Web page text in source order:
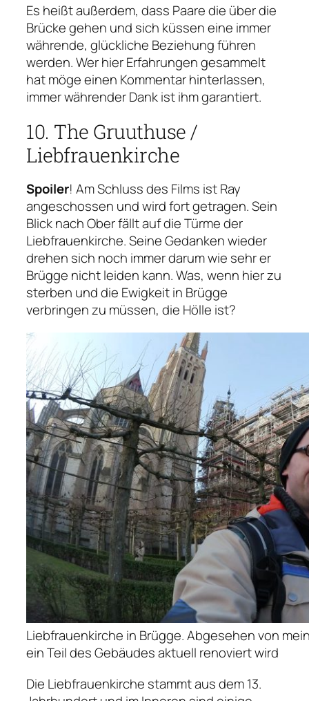
Scanne den Qr Code oder klicke ihn an,
um den exakten Standort der Lovers‘
Bridge (Minnewaterbrug) bei Google
Maps angezeigt zu bekommen.
Es heißt außerdem, dass Paare die über die
Brücke gehen und sich küssen eine immer
währende, glückliche Beziehung führen
werden. Wer hier Erfahrungen gesammelt
hat möge einen Kommentar hinterlassen,
immer währender Dank ist ihm garantiert.
10. The Gruuthuse /
Liebfrauenkirche
Spoiler! Am Schluss des Films ist Ray
angeschossen und wird fort getragen. Sein
Blick nach Ober fällt auf die Türme der
Liebfrauenkirche. Seine Gedanken wieder
drehen sich noch immer darum wie sehr er
Brügge nicht leiden kann. Was, wenn hier zu
sterben und die Ewigkeit in Brügge
verbringen zu müssen, die Hölle ist?
Liebfrauenkirche in Brügge. Abgesehen von
ein Teil des Gebäudes aktuell renoviert wird
Die Liebfrauenkirche stammt aus dem 13.